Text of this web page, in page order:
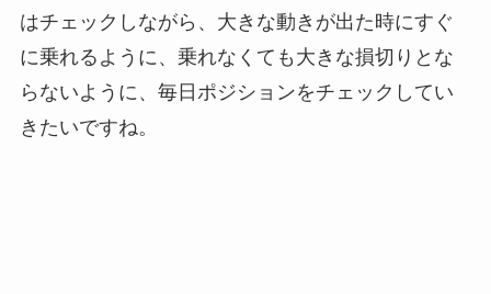
はチェックしながら、大きな動きが出た時にすぐ
に乗れるように、乗れなくても大きな損切りとな
らないように、毎日ポジションをチェックしてい
きたいですね。